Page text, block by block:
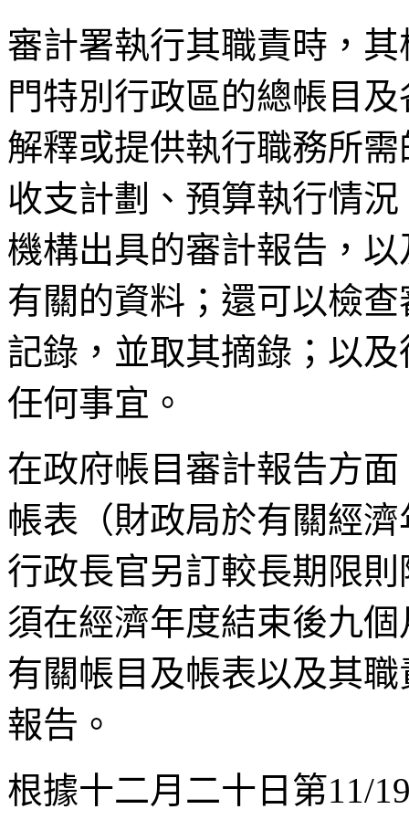
審計署執行其職責時，
門特別行政區的總帳目
解釋或提供執行職務所
收支計劃、預算執行情
機構出具的審計報告，
有關的資料；還可以檢
記錄，並取其摘錄；以
任何事宜。
在政府帳目審計報告方
帳表（財政局於有關經
行政長官另訂較長期限
須在經濟年度結束後九
有關帳目及帳表以及其
報告。
根據十二月二十日第11/